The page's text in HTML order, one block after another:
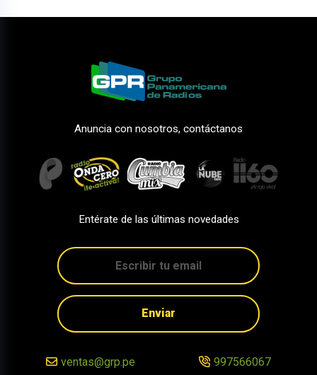
Anuncia con nosotros, contáctanos
Entérate de las últimas novedades
Enviar
ventas@grp.pe 997566067